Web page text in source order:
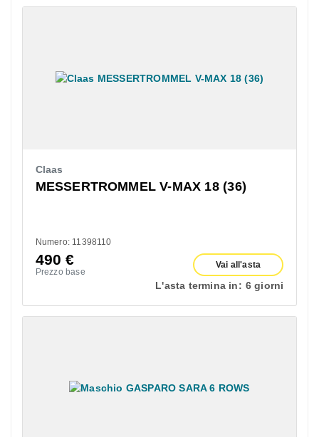
Claas
MESSERTROMMEL V-MAX 18 (36)
Numero: 11398110
490€
Prezzo base
Vai all'asta
L'asta termina in: 6 giorni